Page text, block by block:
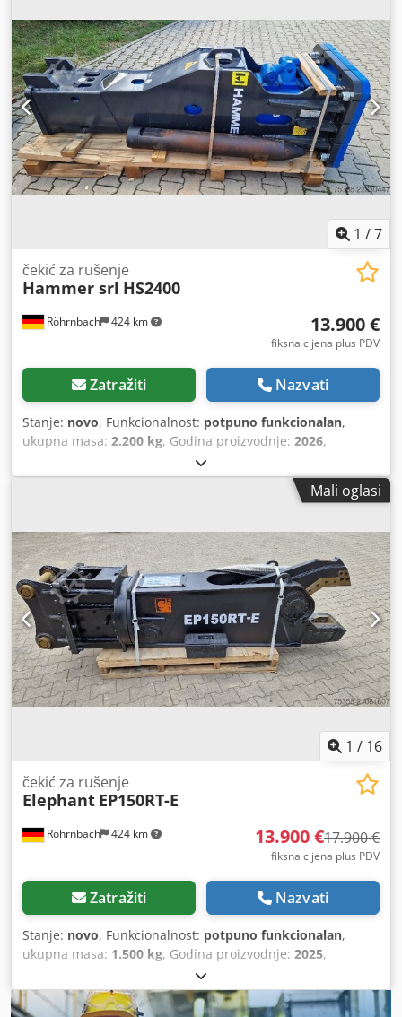
1 /7
Röhrnbach 424 km
čekić za rušenje
Hammer srl HS2400
13.900 €
fiksna cijena plus PDV
Zatražiti Nazvati
Stanje: novo, Funkcionalnost: potpuno funkcionalan,
ukupna masa: 2.200 kg, Godina proizvodnje: 2026,
Mali oglasi
1 / 16
Röhrnbach 424 km
čekić za rušenje
Elephant EP150RT-E
13.900 €17.900 €
fiksna cijena plus PDV
Zatražiti Nazvati
Stanje: novo, Funkcionalnost: potpuno funkcionalan,
ukupna masa: 1.500 kg, Godina proizvodnje: 2025,